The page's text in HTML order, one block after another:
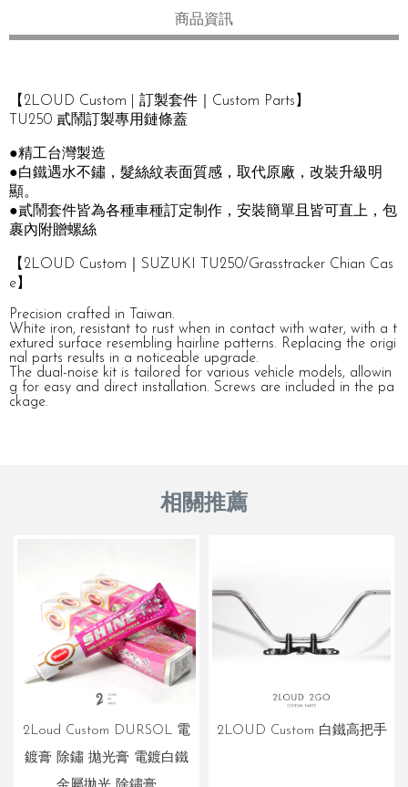
商品資訊
【2LOUD Custom | 訂製套件｜Custom Parts】
TU250 貳鬧訂製專用鏈條蓋
●精工台灣製造
●白鐵遇水不鏽，髮絲紋表面質感，取代原廠，改裝升級明
顯。
●貳鬧套件皆為各種車種訂定制作，安裝簡單且皆可直上，包
裹內附贈螺絲
【2LOUD Custom｜SUZUKI TU250/Grasstracker Chian Cas
e】
Precision crafted in Taiwan.
White iron, resistant to rust when in contact with water, with a t
extured surface resembling hairline patterns. Replacing the origi
nal parts results in a noticeable upgrade.
The dual-noise kit is tailored for various vehicle models, allowin
g for easy and direct installation. Screws are included in the pa
ckage.
2Loud Custom DURSOL 電
鍍膏 除鏽 拋光膏 電鍍白鐵
2LOUD Custom 白鐵高把手